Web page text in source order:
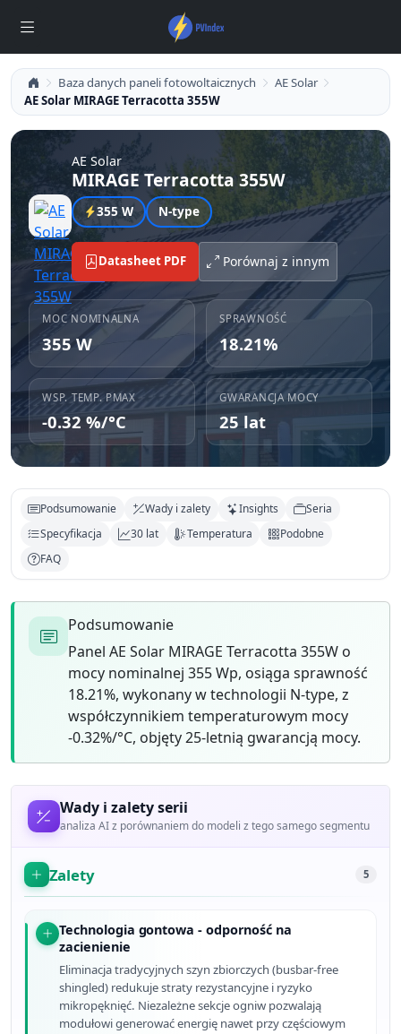
Baza danych paneli fotowoltaicznych
AE Solar
AE Solar MIRAGE Terracotta 355W
AE Solar
MIRAGE Terracotta 355W
355 W N-type
Datasheet PDF Porównaj z innym
MOC NOMINALNA
355 W
SPRAWNOŚĆ
18.21%
WSP. TEMP. PMAX
-0.32 %/°C
GWARANCJA MOCY
25 lat
Podsumowanie Wady i zalety Insights
Seria
Specyfikacja
30 lat Temperatura
Podobne
FAQ
Podsumowanie
Panel AE Solar MIRAGE Terracotta 355W o
mocy nominalnej 355 Wp, osiąga sprawność
18.21%, wykonany w technologii N-type, z
współczynnikiem temperaturowym mocy
-0.32%/°C, objęty 25-letnią gwarancją mocy.
Wady i zalety serii
analiza AI z porównaniem do modeli z tego samego segmentu
Zalety 5
Technologia gontowa - odporność na
zacienienie
Eliminacja tradycyjnych szyn zbiorczych (busbar-free
shingled) redukuje straty rezystancyjne i ryzyko
mikropęknięć. Niezależne sekcje ogniw pozwalają
modułowi generować energię nawet przy częściowym